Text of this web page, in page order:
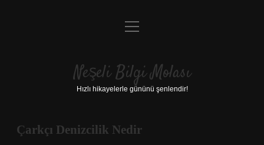
Anasayfa
Yasal Uyarı
menüyü
Neşeli Bilgi Molası
Hızlı hikayelerle gününü şenlendir!
Çarkçı Denizcilik Nedir